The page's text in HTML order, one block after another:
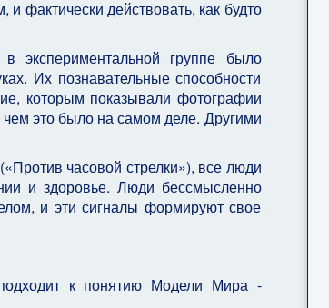
фактически действовать, как будто
группе было
Их познавательные способности
которым показывали фотографии
это было на самом деле. Другими
часовой стрелки»), все люди
и здоровье. Люди бессмысленно
и эти сигналы формируют свое
к понятию Модели Мира -